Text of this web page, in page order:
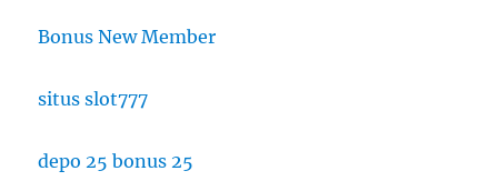
Bonus New Member
situs slot777
depo 25 bonus 25